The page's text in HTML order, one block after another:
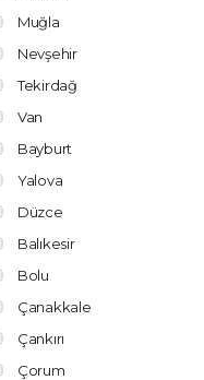
Muğla
Nevşehir
Tekirdağ
Van
Bayburt
Yalova
Düzce
Balıkesir
Bolu
Çanakkale
Çankırı
Çorum